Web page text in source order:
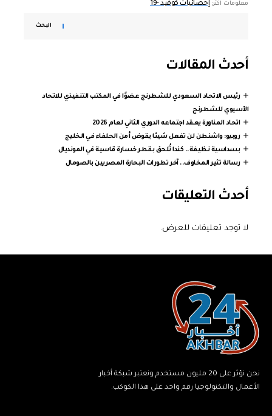
معلومات اكثر: إحصائيات كوفيد -19
البحث
أحدث المقالات
رئيس الاتحاد السعودي للشطرنج عضوًا في المكتب التنفيذي للاتحاد
الآسيوي للشطرنج
اتحاد المناورة يعقد اجتماعه الدوري الثاني لعام 2026
روبيو: واشنطن لن تفعل شيئا يقوض أمن الحلفاء في الخليج
بسداسية نظيفة.. كندا تُلحق بقطر خسارة قاسية في المونديال
رسالة تثير المخاوف.. آخر تطورات البحارة المصريين بالصومال
أحدث التعليقات
لا توجد تعليقات للعرض.
نحن نؤثر على 20 مليون مستخدم ونعتبر شبكة أخبار
الأعمال والتكنولوجيا رقم واحد على هذا الكوكب.